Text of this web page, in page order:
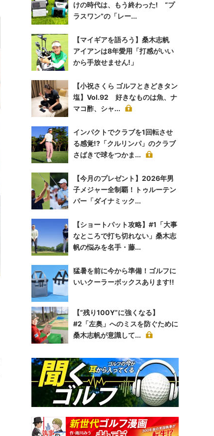
けの時代は、もう終わった! “プ
ラスワン”の「レー...
【マイギアを語ろう】桑木志帆
アイアンは8年愛用「打感がいい
から手放せません!」
【小祝さくら ゴルフときどきタン
塩】Vol.92 好きなものは魚、ナ
マコ酢、シャ...
インパクトでクラブを1回転させ
る感覚!?「クルリンパ」のクラブ
さばきで球をつかま...
【今月のプレゼント】2026年男
子メジャー全制覇！トゥルーテン
パー「ダイナミック...
【ショートパット攻略】#1「大事
なところで打ち切れない」桑木志
帆の悩みを名手・藤...
猛暑を前に今から準備！ゴルフに
いいクーラーボックスあります!!
【“残り100Y”に強くなる】
#2「左奥」へのミスを防ぐために
桑木志帆が意識して...